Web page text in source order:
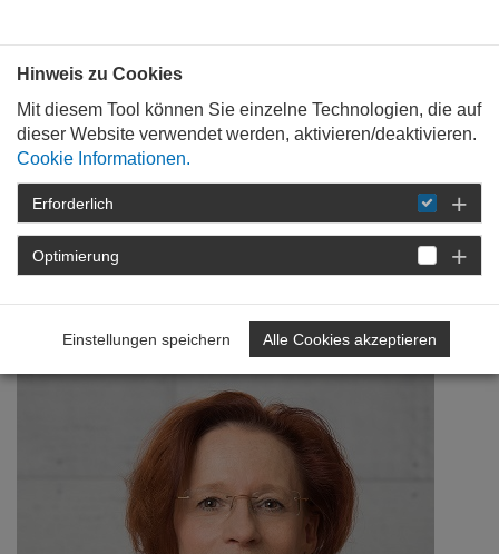
STARTSEITE DETAIL
Sachverständige im Fokus
Hinweis zu Cookies
Mit diesem Tool können Sie einzelne Technologien, die auf
dieser Website verwendet werden, aktivieren/deaktivieren.
Cookie Informationen.
Erforderlich
Optimierung
Einstellungen speichern Alle Cookies akzeptieren